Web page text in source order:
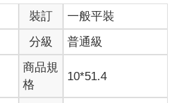
裝訂
一般平裝
分級 普通級
商品規
格
10*51.4